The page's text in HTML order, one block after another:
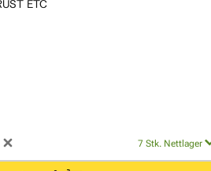
ETC
7 Stk. Nettlager